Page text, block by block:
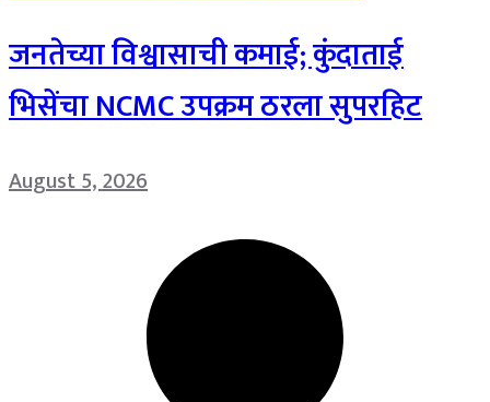
जनतेच्या विश्वासाची कमाई; कुंदाताई
भिसेंचा NCMC उपक्रम ठरला सुपरहिट
August 5, 2026